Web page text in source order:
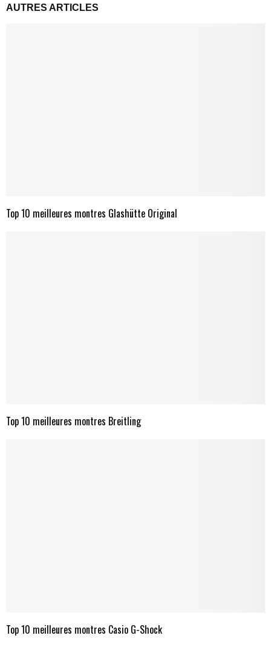
AUTRES ARTICLES
Top 10 meilleures montres Glashütte Original
Top 10 meilleures montres Breitling
Top 10 meilleures montres Casio G-Shock